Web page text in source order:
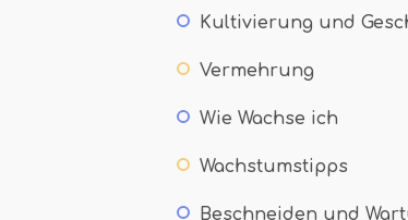
Kultivierung und
Vermehrung
Wie Wachse ich
Wachstumstipps
Beschneiden und